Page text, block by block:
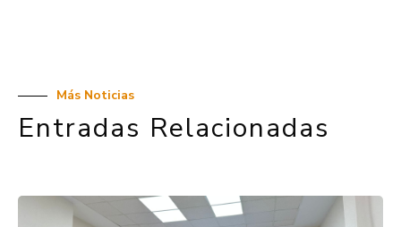
Más Noticias
Entradas Relacionadas